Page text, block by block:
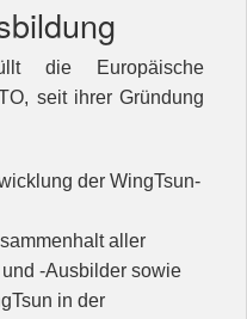
die Europäische
seit ihrer Gründung
der WingTsun-
aller
-Ausbilder sowie
in der